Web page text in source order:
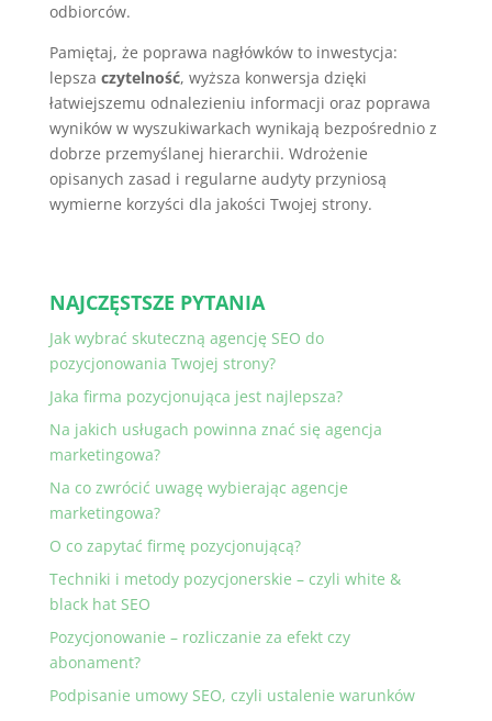
odbiorców.
Pamiętaj, że poprawa nagłówków to inwestycja:
lepsza czytelność, wyższa konwersja dzięki
łatwiejszemu odnalezieniu informacji oraz poprawa
wyników w wyszukiwarkach wynikają bezpośrednio z
dobrze przemyślanej hierarchii. Wdrożenie
opisanych zasad i regularne audyty przyniosą
wymierne korzyści dla jakości Twojej strony.
NAJCZĘSTSZE PYTANIA
Jak wybrać skuteczną agencję SEO do
pozycjonowania Twojej strony?
Jaka firma pozycjonująca jest najlepsza?
Na jakich usługach powinna znać się agencja
marketingowa?
Na co zwrócić uwagę wybierając agencje
marketingowa?
O co zapytać firmę pozycjonującą?
Techniki i metody pozycjonerskie – czyli white &
black hat SEO
Pozycjonowanie – rozliczanie za efekt czy
abonament?
Podpisanie umowy SEO, czyli ustalenie warunków